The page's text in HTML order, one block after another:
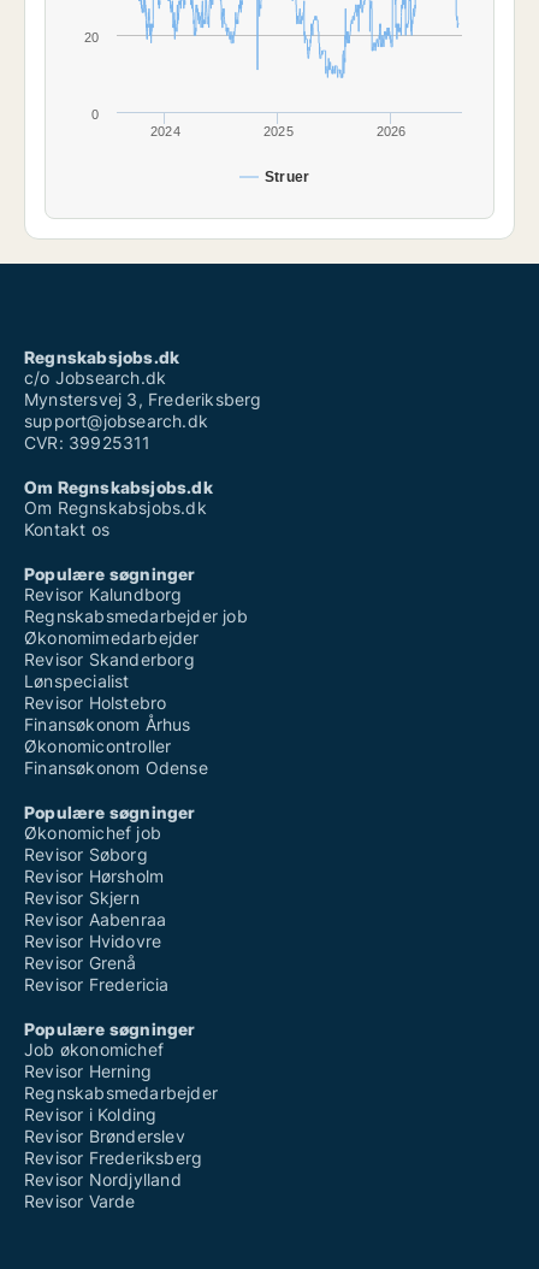
Struer
2024 2025 2026
0
20
Regnskabsjobs.dk
c/o Jobsearch.dk
Mynstersvej 3, Frederiksberg
support@jobsearch.dk
CVR: 39925311
Om Regnskabsjobs.dk
Om Regnskabsjobs.dk
Kontakt os
Populære søgninger
Revisor Kalundborg
Regnskabsmedarbejder job
Økonomimedarbejder
Revisor Skanderborg
Lønspecialist
Revisor Holstebro
Finansøkonom Århus
Økonomicontroller
Finansøkonom Odense
Populære søgninger
Økonomichef job
Revisor Søborg
Revisor Hørsholm
Revisor Skjern
Revisor Aabenraa
Revisor Hvidovre
Revisor Grenå
Revisor Fredericia
Populære søgninger
Job økonomichef
Revisor Herning
Regnskabsmedarbejder
Revisor i Kolding
Revisor Brønderslev
Revisor Frederiksberg
Revisor Nordjylland
Revisor Varde